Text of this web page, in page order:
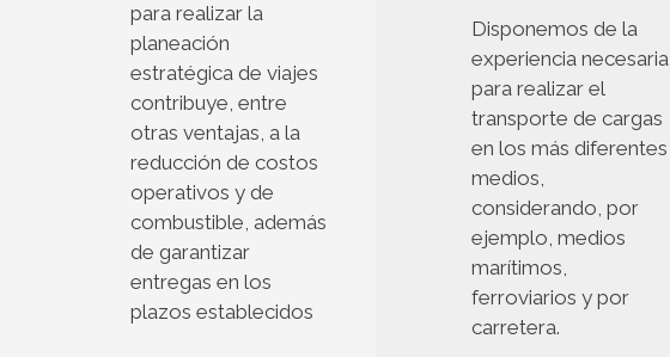
para realizar la
planeación
estratégica de viajes
contribuye, entre
otras ventajas, a la
reducción de costos
operativos y de
combustible, además
de garantizar
entregas en los
plazos establecidos
Disponemos de la
experiencia necesaria
para realizar el
transporte de cargas
en los más diferentes
medios,
considerando, por
ejemplo, medios
marítimos,
ferroviarios y por
carretera.